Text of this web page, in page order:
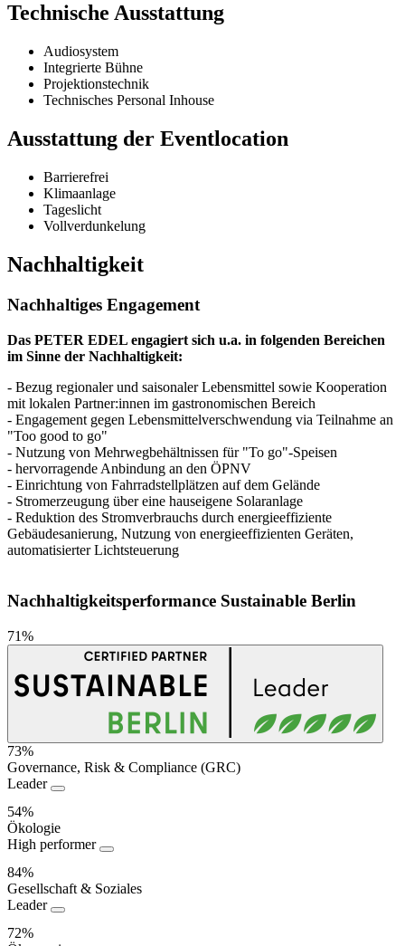
Technische Ausstattung
Audiosystem
Integrierte Bühne
Projektionstechnik
Technisches Personal Inhouse
Ausstattung der Eventlocation
Barrierefrei
Klimaanlage
Tageslicht
Vollverdunkelung
Nachhaltigkeit
Nachhaltiges Engagement
Das PETER EDEL engagiert sich u.a. in folgenden Bereichen
im Sinne der Nachhaltigkeit:
- Bezug regionaler und saisonaler Lebensmittel sowie Kooperation
mit lokalen Partner:innen im gastronomischen Bereich
- Engagement gegen Lebensmittelverschwendung via Teilnahme an
"Too good to go"
- Nutzung von Mehrwegbehältnissen für "To go"-Speisen
- hervorragende Anbindung an den ÖPNV
- Einrichtung von Fahrradstellplätzen auf dem Gelände
- Stromerzeugung über eine hauseigene Solaranlage
- Reduktion des Stromverbrauchs durch energieeffiziente
Gebäudesanierung, Nutzung von energieeffizienten Geräten,
automatisierter Lichtsteuerung
Nachhaltigkeitsperformance Sustainable Berlin
71%
Nachhaltigkeitsperformance
73%
Governance, Risk & Compliance (GRC)
Leader
54%
Ökologie
High performer
84%
Gesellschaft & Soziales
Leader
72%